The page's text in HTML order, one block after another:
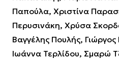
Παπούλα, Χριστίνα
Περυσινάκη, Χρύσα
Βαγγέλης Πουλής,
Ιωάννα Τερλίδου, Σμαρώ